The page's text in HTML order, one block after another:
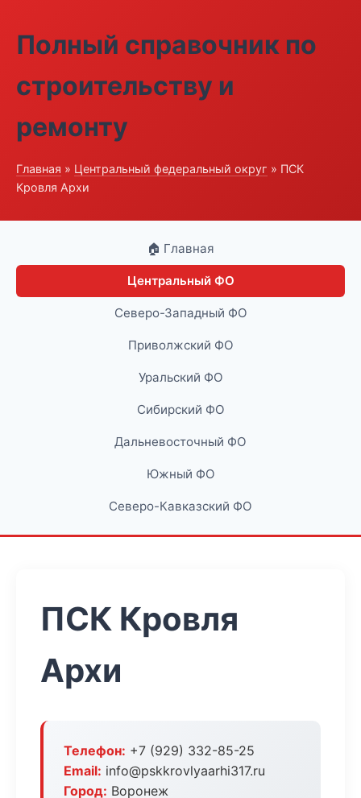
Полный справочник по
строительству и
ремонту
Главная » Центральный федеральный округ » ПСК
Кровля Архи
🏠 Главная
Центральный ФО
Северо-Западный ФО
Приволжский ФО
Уральский ФО
Сибирский ФО
Дальневосточный ФО
Южный ФО
Северо-Кавказский ФО
ПСК Кровля
Архи
Телефон: +7 (929) 332-85-25
Email: info@pskkrovlyaarhi317.ru
Город: Воронеж